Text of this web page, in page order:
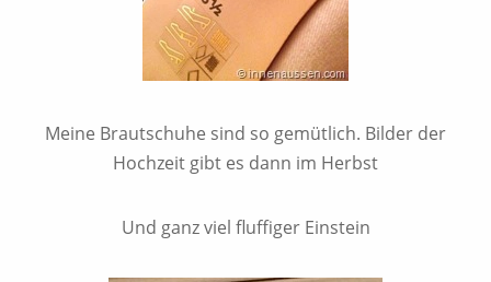
Meine Brautschuhe sind so gemütlich. Bilder der
Hochzeit gibt es dann im Herbst
Und ganz viel fluffiger Einstein